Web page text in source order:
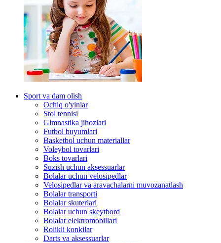
Sport va dam olish
Ochiq o'yinlar
Stol tennisi
Gimnastika jihozlari
Futbol buyumlari
Basketbol uchun materiallar
Voleybol tovarlari
Boks tovarlari
Suzish uchun aksessuarlar
Bolalar uchun velosipedlar
Velosipedlar va aravachalarni muvozanatlash
Bolalar transporti
Bolalar skuterlari
Bolalar uchun skeytbord
Bolalar elektromobillari
Rolikli konkilar
Darts va aksessuarlar